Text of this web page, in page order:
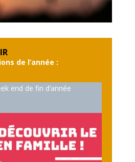
de l’année :
end de fin d’année